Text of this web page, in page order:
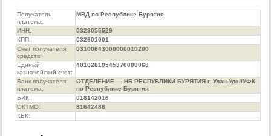
Получатель
платежа:
МВД по Республике Бурятия
ИНН:
0323055529
КПП:
032601001
Счет получателя
средств:
03100643000000010200
Единый
казначейский счет:
40102810545370000068
Банк получателя
платежа:
ОТДЕЛЕНИЕ — НБ РЕСПУБЛИКИ БУРЯТИЯ г. Улан-Удэ//УФК
по Республике Бурятия
БИК:
018142016
ОКТМО:
81642488
КБК: